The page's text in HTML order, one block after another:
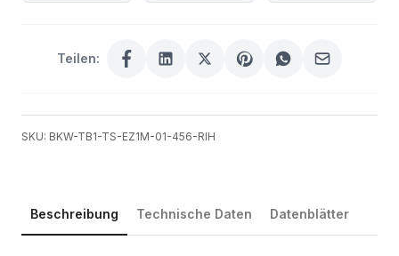
Teilen:
SKU: BKW-TB1-TS-EZ1M-01-456-RIH
Beschreibung Technische Daten Datenblätter